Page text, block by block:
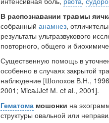
В распознавании травмы
собранный анамнез,
результаты ультразвукового
повторного, общего и
Существенную помощь в
особенно в случаях закрытой
наблюдение [Шолохов В.Н.,
2001; MicaJJef М. et al., 2001].
Гематома мошонки на
структуры овальной или